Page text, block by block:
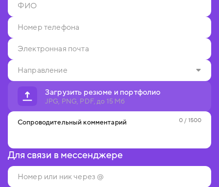
Загрузить резюме и портфолио
JPG, PNG, PDF, до 15 Мб
Сопроводительный комментарий 0 / 1500
Для связи в мессенджере